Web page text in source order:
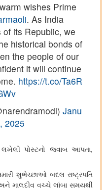
wishes Prime
. As India
its Republic, we
historical bonds of
the people of our
it will continue
https://t.co/Ta6R
Janu
2025
લખેલી પોસ્ટનો જવાબ આપતા,
શુભેચ્છાઓ બદલ રાષ્ટ્રપતિ
માલદીવ વચ્ચે લાંબા સમયથી